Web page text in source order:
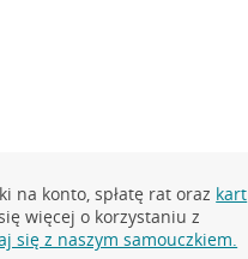
na konto, spłatę rat oraz kart
więcej o korzystaniu z
się z naszym samouczkiem.